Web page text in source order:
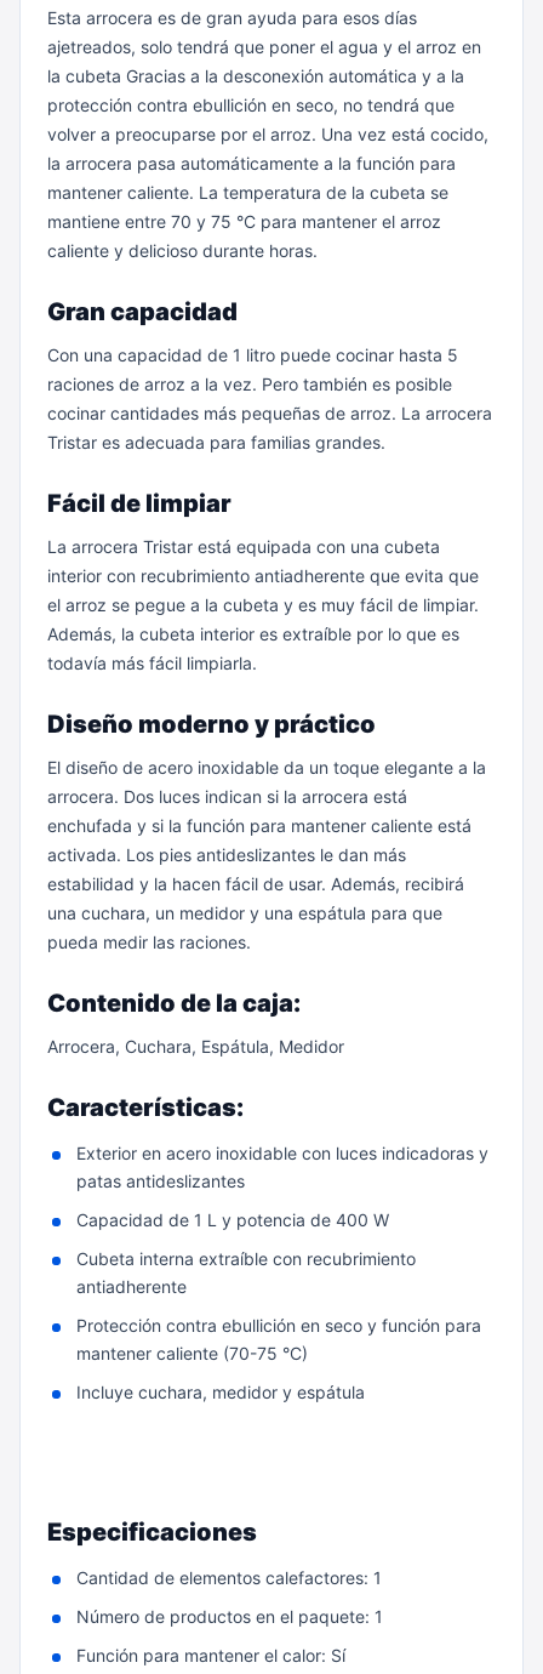
Esta arrocera es de gran ayuda para esos días
ajetreados, solo tendrá que poner el agua y el arroz en
la cubeta Gracias a la desconexión automática y a la
protección contra ebullición en seco, no tendrá que
volver a preocuparse por el arroz. Una vez está cocido,
la arrocera pasa automáticamente a la función para
mantener caliente. La temperatura de la cubeta se
mantiene entre 70 y 75 °C para mantener el arroz
caliente y delicioso durante horas.
Gran capacidad
Con una capacidad de 1 litro puede cocinar hasta 5
raciones de arroz a la vez. Pero también es posible
cocinar cantidades más pequeñas de arroz. La arrocera
Tristar es adecuada para familias grandes.
Fácil de limpiar
La arrocera Tristar está equipada con una cubeta
interior con recubrimiento antiadherente que evita que
el arroz se pegue a la cubeta y es muy fácil de limpiar.
Además, la cubeta interior es extraíble por lo que es
todavía más fácil limpiarla.
Diseño moderno y práctico
El diseño de acero inoxidable da un toque elegante a la
arrocera. Dos luces indican si la arrocera está
enchufada y si la función para mantener caliente está
activada. Los pies antideslizantes le dan más
estabilidad y la hacen fácil de usar. Además, recibirá
una cuchara, un medidor y una espátula para que
pueda medir las raciones.
Contenido de la caja:
Arrocera, Cuchara, Espátula, Medidor
Características:
Exterior en acero inoxidable con luces indicadoras y
patas antideslizantes
Capacidad de 1 L y potencia de 400 W
Cubeta interna extraíble con recubrimiento
antiadherente
Protección contra ebullición en seco y función para
mantener caliente (70-75 °C)
Incluye cuchara, medidor y espátula
Especificaciones
Cantidad de elementos calefactores: 1
Número de productos en el paquete: 1
Función para mantener el calor: Sí